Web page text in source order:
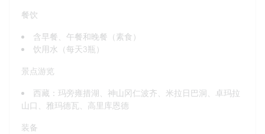
餐饮
含早餐、午餐和晚餐（素食）
饮用水（每天3瓶）
景点游览
西藏：玛旁雍措湖、神山冈仁波齐、米拉日巴洞、卓玛拉
山口、雅玛德瓦、高里库恩德
装备